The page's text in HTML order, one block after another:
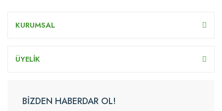
KURUMSAL
ÜYELİK
BİZDEN HABERDAR OL!